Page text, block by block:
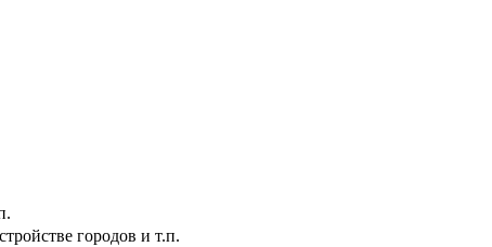
городов и т.п.